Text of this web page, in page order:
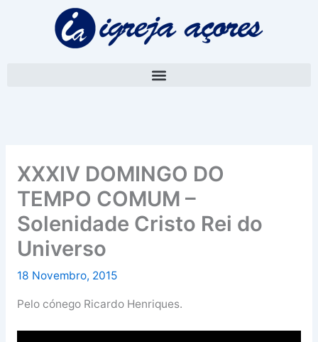
XXXIV DOMINGO DO
TEMPO COMUM –
Solenidade Cristo Rei do
Universo
18 Novembro, 2015
Pelo cónego Ricardo Henriques.